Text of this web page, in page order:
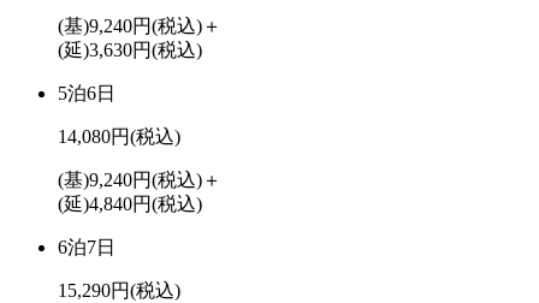
(基)9,240円(税込)＋
(延)3,630円(税込)
5泊6日
14,080円(税込)
(基)9,240円(税込)＋
(延)4,840円(税込)
6泊7日
15,290円(税込)